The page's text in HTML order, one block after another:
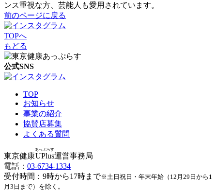
ンス重視な方、芸能人も愛用されています。
前のページに戻る
TOPへ
もどる
公式SNS
TOP
お知らせ
事業の紹介
協賛店募集
よくある質問
東京健康UPlus
あっぷらす
運営事務局
電話： 03-6734-1334
受付時間：9時から17時まで※土日祝日・年末年始（12月29日から1
月3日まで）を除く。